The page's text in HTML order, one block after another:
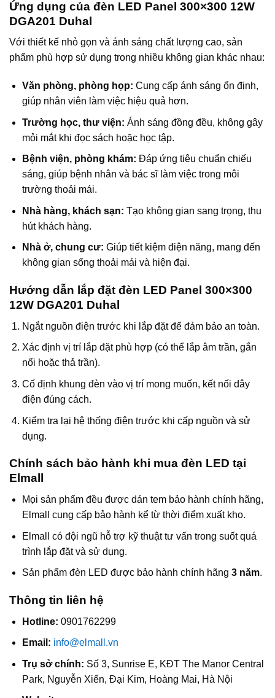
Ứng dụng của đèn LED Panel 300×300 12W
DGA201 Duhal
Với thiết kế nhỏ gọn và ánh sáng chất lượng cao, sản
phẩm phù hợp sử dụng trong nhiều không gian khác nhau:
Văn phòng, phòng họp: Cung cấp ánh sáng ổn định,
giúp nhân viên làm việc hiệu quả hơn.
Trường học, thư viện: Ánh sáng đồng đều, không gây
mỏi mắt khi đọc sách hoặc học tập.
Bệnh viện, phòng khám: Đáp ứng tiêu chuẩn chiếu
sáng, giúp bệnh nhân và bác sĩ làm việc trong môi
trường thoải mái.
Nhà hàng, khách sạn: Tạo không gian sang trọng, thu
hút khách hàng.
Nhà ở, chung cư: Giúp tiết kiệm điện năng, mang đến
không gian sống thoải mái và hiện đại.
Hướng dẫn lắp đặt đèn LED Panel 300×300
12W DGA201 Duhal
Ngắt nguồn điện trước khi lắp đặt để đảm bảo an toàn.
Xác định vị trí lắp đặt phù hợp (có thể lắp âm trần, gắn
nổi hoặc thả trần).
Cố định khung đèn vào vị trí mong muốn, kết nối dây
điện đúng cách.
Kiểm tra lại hệ thống điện trước khi cấp nguồn và sử
dụng.
Chính sách bảo hành khi mua đèn LED tại
Elmall
Mọi sản phẩm đều được dán tem bảo hành chính hãng,
Elmall cung cấp bảo hành kể từ thời điểm xuất kho.
Elmall có đội ngũ hỗ trợ kỹ thuật tư vấn trong suốt quá
trình lắp đặt và sử dụng.
Sản phẩm đèn LED được bảo hành chính hãng 3 năm.
Thông tin liên hệ
Hotline: 0901762299
Email: info@elmall.vn
Trụ sở chính: Số 3, Sunrise E, KĐT The Manor Central
Park, Nguyễn Xiển, Đại Kim, Hoàng Mai, Hà Nội